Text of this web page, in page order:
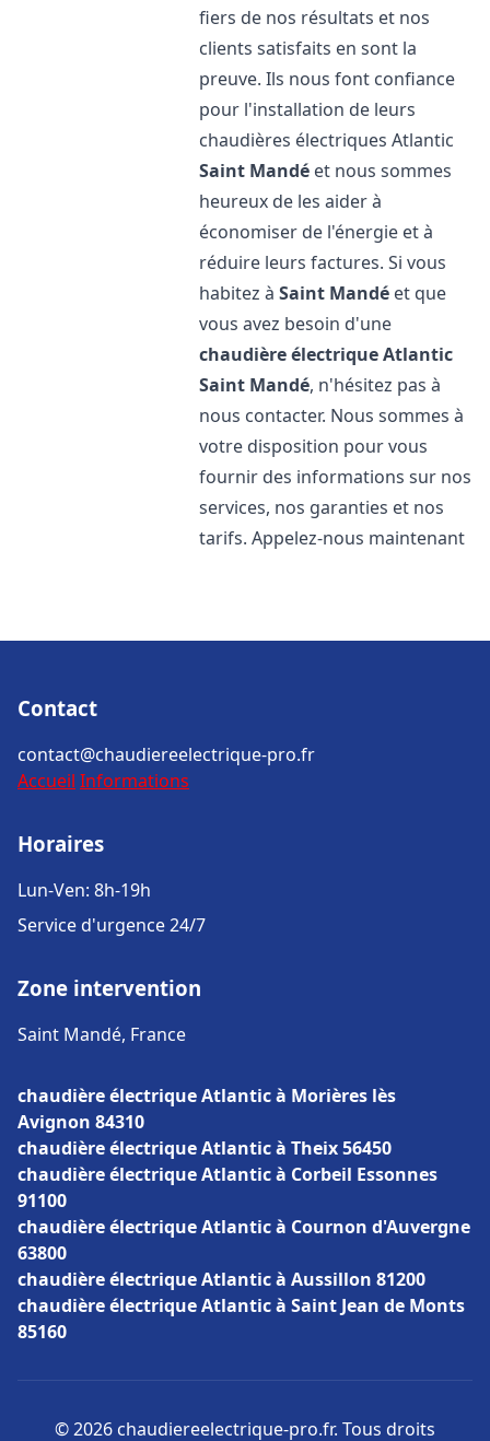
fiers de nos résultats et nos
clients satisfaits en sont la
preuve. Ils nous font confiance
pour l'installation de leurs
chaudières électriques Atlantic
Saint Mandé et nous sommes
heureux de les aider à
économiser de l'énergie et à
réduire leurs factures. Si vous
habitez àSaint Mandé et que
vous avez besoin d'une
chaudière électrique Atlantic
Saint Mandé, n'hésitez pas à
nous contacter. Nous sommes à
votre disposition pour vous
fournir des informations sur nos
services, nos garanties et nos
tarifs. Appelez-nous maintenant
Contact
contact@chaudiereelectrique-pro.fr
Accueil Informations
Horaires
Lun-Ven: 8h-19h
Service d'urgence 24/7
Zone intervention
Saint Mandé, France
chaudière électrique Atlantic à Morières lès
Avignon 84310
chaudière électrique Atlantic à Theix 56450
chaudière électrique Atlantic à Corbeil Essonnes
91100
chaudière électrique Atlantic à Cournon d'Auvergne
63800
chaudière électrique Atlantic à Aussillon 81200
chaudière électrique Atlantic à Saint Jean de Monts
85160
© 2026 chaudiereelectrique-pro.fr. Tous droits